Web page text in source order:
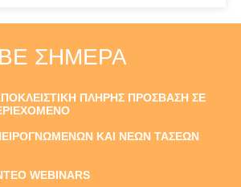
ΣΉΜΕΡΑ
ΠΛΗΡΗΣ ΠΡΟΣΒΑΣΗ ΣΕ
ΚΑΙ ΝΕΩΝ ΤΑΣΕΩΝ
WEBINARS